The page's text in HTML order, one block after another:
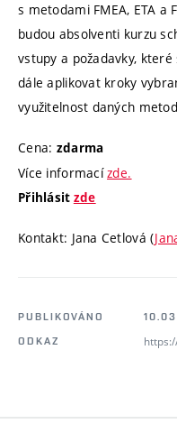
s metodami FMEA, ETA a
budou absolventi kurzu
vstupy a požadavky,
dále aplikovat kroky
využitelnost daných
Cena: zdarma
Více informacízde.
Přihlásit zde
Kontakt: Jana Cetlová (
PUBLIKOVÁNO
ODKAZ